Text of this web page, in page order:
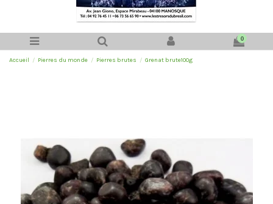
0
Accueil Pierres du monde Pierres brutes Grenat brute100g